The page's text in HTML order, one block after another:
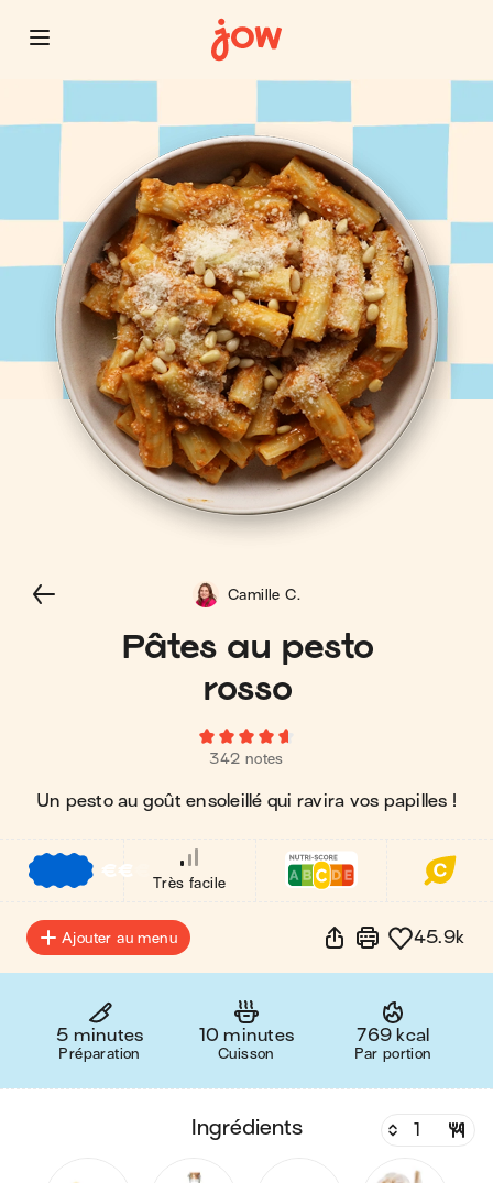
Pâtes au pesto
rosso
342 notes
Un pesto au goût ensoleillé qui ravira vos papilles !
Camille C.
€€
Très facile
Ajouter au menu 45.9k
5 minutes
Préparation
10 minutes
Cuisson
769 kcal
Par portion
ingrédients